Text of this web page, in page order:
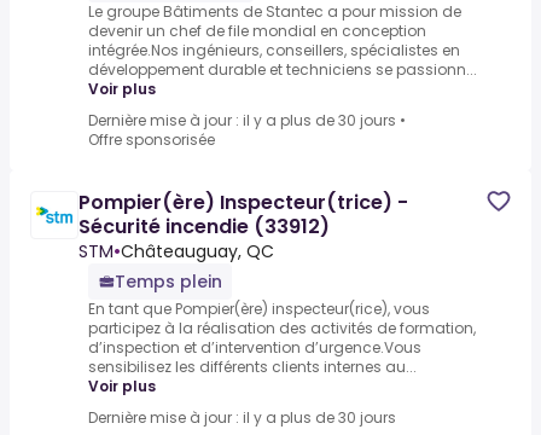
Le groupe Bâtiments de Stantec a pour mission de
devenir un chef de file mondial en conception
intégrée.Nos ingénieurs, conseillers, spécialistes en
développement durable et techniciens se passionn...
Voir plus
Dernière mise à jour : il y a plus de 30 jours •
Offre sponsorisée
Pompier(ère) Inspecteur(trice) -
Sécurité incendie (33912)
STM•Châteauguay, QC
Temps plein
En tant que Pompier(ère) inspecteur(rice), vous
participez à la réalisation des activités de formation,
d’inspection et d’intervention d’urgence.Vous
sensibilisez les différents clients internes au...
Voir plus
Dernière mise à jour : il y a plus de 30 jours